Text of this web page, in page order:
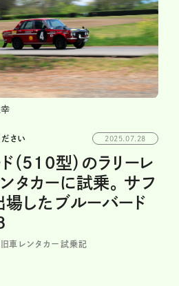
ださい 2025.07.28
（510型）のラリーレ
タカーに試乗。 サフ
場したブルーバード
車レンタカー試乗記